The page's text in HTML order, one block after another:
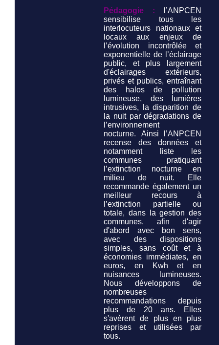
Pédagogie :
l’ANPCEN
sensibilise tous les
interlocuteurs nationaux et
locaux aux enjeux de
l’évolution incontrôlée et
exponentielle de l’éclairage
public, et plus largement
d'éclairages extérieurs,
privés et publics, entraînant
des halos de pollution
lumineuse, des lumières
intrusives, la disparition de
la nuit par dégradations de
l’environnement
nocturne. Ainsi l’ANPCEN
recense des données et
notamment liste les
communes pratiquant
l’extinction nocturne en
milieu de nuit. Elle
recommande également un
meilleur recours à
l’extinction partielle ou
totale, dans la gestion des
communes, afin d'agir
d'abord avec bon sens,
avec des dispositions
simples, sans coût et à
économies immédiates, en
euros, en Kwh et en
nuisances lumineuses.
Nous développons de
nombreuses
recommandations depuis
plus de 20 ans. Elles
s'avèrent de plus en plus
reprises et utilisées par
tous.